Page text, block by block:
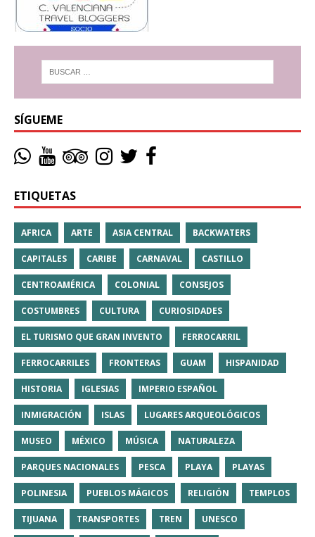
SÍGUEME
ETIQUETAS
AFRICA ARTE ASIA CENTRAL BACKWATERS
CAPITALES CARIBE CARNAVAL CASTILLO
CENTROAMÉRICA COLONIAL CONSEJOS
COSTUMBRES CULTURA CURIOSIDADES
EL TURISMO QUE GRAN INVENTO FERROCARRIL
FERROCARRILES FRONTERAS GUAM HISPANIDAD
HISTORIA IGLESIAS IMPERIO ESPAÑOL
INMIGRACIÓN ISLAS LUGARES ARQUEOLÓGICOS
MUSEO MÉXICO MÚSICA NATURALEZA
PARQUES NACIONALES PESCA PLAYA PLAYAS
POLINESIA PUEBLOS MÁGICOS RELIGIÓN TEMPLOS
TIJUANA TRANSPORTES TREN UNESCO